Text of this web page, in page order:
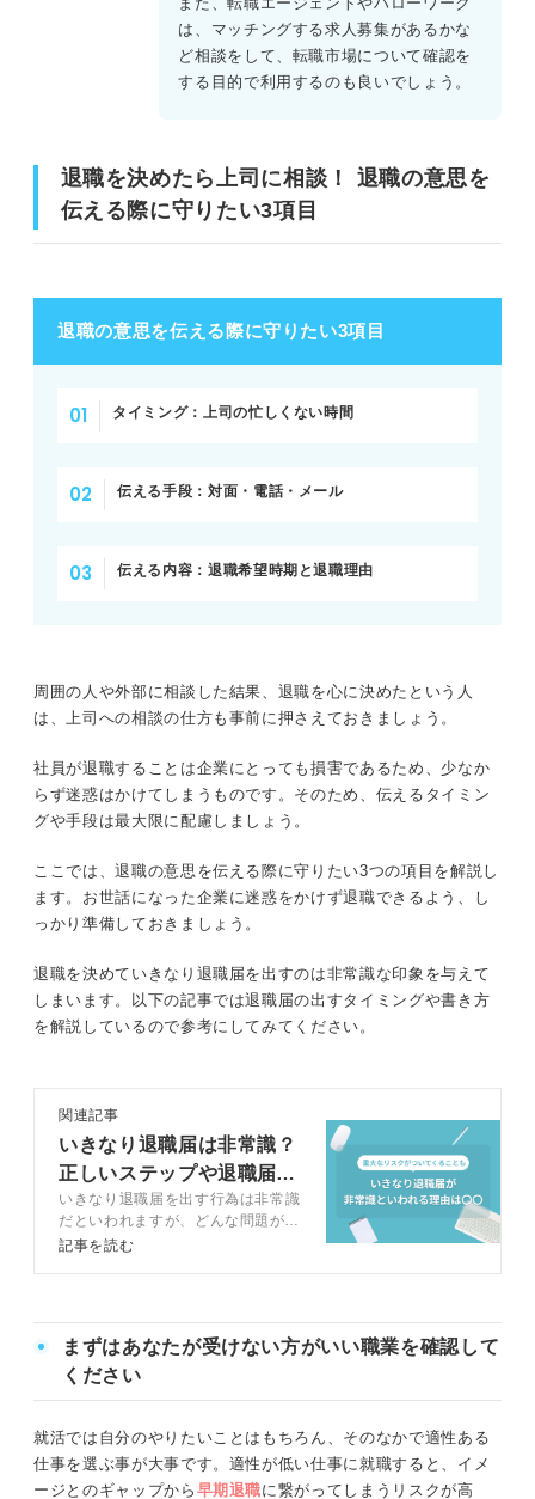
は、マッチングする求人募集があるかな
ど相談をして、転職市場について確認を
する目的で利用するのも良いでしょう。
退職を決めたら上司に相談！ 退職の意思を
伝える際に守りたい3項目
退職の意思を伝える際に守りたい3項目
タイミング：上司の忙しくない時間
伝える手段：対面・電話・メール
伝える内容：退職希望時期と退職理由
周囲の人や外部に相談した結果、退職を心に決めたという人
は、上司への相談の仕方も事前に押さえておきましょう。
社員が退職することは企業にとっても損害であるため、少なか
らず迷惑はかけてしまうものです。そのため、伝えるタイミン
グや手段は最大限に配慮しましょう。
ここでは、退職の意思を伝える際に守りたい3つの項目を解説し
ます。お世話になった企業に迷惑をかけず退職できるよう、し
っかり準備しておきましょう。
退職を決めていきなり退職届を出すのは非常識な印象を与えて
しまいます。以下の記事では退職届の出すタイミングや書き方
を解説しているので参考にしてみてください。
関連記事
いきなり退職届は非常識？
正しいステップや退職届の
書き方を解説
いきなり退職届を出す行為は非常識
だといわれますが、どんな問題があ
るのでしょうか。この記事ではキャ
マナーも説明するので、円満退職を
目指しましょう。
記事を読む
まずはあなたが受けない方がいい職業を確認して
ください
就活では自分のやりたいことはもちろん、そのなかで適性ある
仕事を選ぶ事が大事です。適性が低い仕事に就職すると、イメ
ージとのギャップから 早期退職に繋がってしまうリスクが高